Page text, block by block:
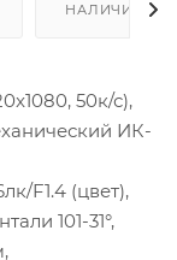
НАЛИЧИЕ
50к/с),
ИК-
F1.4 (цвет),
101-31°,